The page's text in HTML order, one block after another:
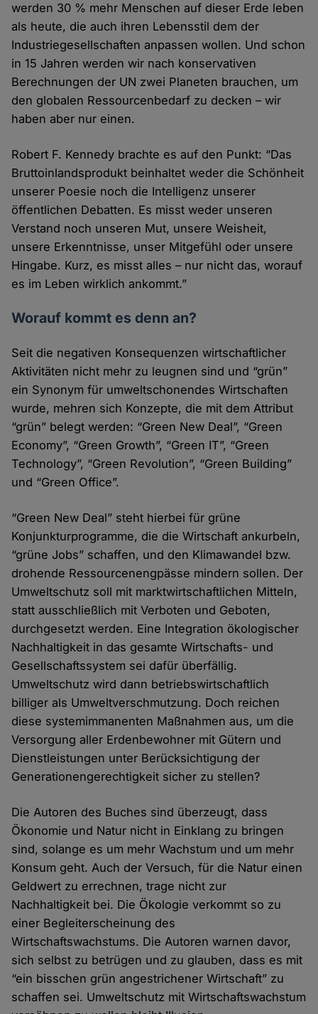
werden 30 % mehr Menschen auf dieser Erde leben
als heute, die auch ihren Lebensstil dem der
Industriegesellschaften anpassen wollen. Und schon
in 15 Jahren werden wir nach konservativen
Berechnungen der UN zwei Planeten brauchen, um
den globalen Ressourcenbedarf zu decken – wir
haben aber nur einen.
Robert F. Kennedy brachte es auf den Punkt: “Das
Bruttoinlandsprodukt beinhaltet weder die Schönheit
unserer Poesie noch die Intelligenz unserer
öffentlichen Debatten. Es misst weder unseren
Verstand noch unseren Mut, unsere Weisheit,
unsere Erkenntnisse, unser Mitgefühl oder unsere
Hingabe. Kurz, es misst alles – nur nicht das, worauf
es im Leben wirklich ankommt.”
Worauf kommt es denn an?
Seit die negativen Konsequenzen wirtschaftlicher
Aktivitäten nicht mehr zu leugnen sind und “grün”
ein Synonym für umweltschonendes Wirtschaften
wurde, mehren sich Konzepte, die mit dem Attribut
“grün” belegt werden: “Green New Deal”, “Green
Economy”, “Green Growth”, “Green IT”, “Green
Technology”, “Green Revolution”, “Green Building”
und “Green Office”.
“Green New Deal” steht hierbei für grüne
Konjunkturprogramme, die die Wirtschaft ankurbeln,
“grüne Jobs” schaffen, und den Klimawandel bzw.
drohende Ressourcenengpässe mindern sollen. Der
Umweltschutz soll mit marktwirtschaftlichen Mitteln,
statt ausschließlich mit Verboten und Geboten,
durchgesetzt werden. Eine Integration ökologischer
Nachhaltigkeit in das gesamte Wirtschafts- und
Gesellschaftssystem sei dafür überfällig.
Umweltschutz wird dann betriebswirtschaftlich
billiger als Umweltverschmutzung. Doch reichen
diese systemimmanenten Maßnahmen aus, um die
Versorgung aller Erdenbewohner mit Gütern und
Dienstleistungen unter Berücksichtigung der
Generationengerechtigkeit sicher zu stellen?
Die Autoren des Buches sind überzeugt, dass
Ökonomie und Natur nicht in Einklang zu bringen
sind, solange es um mehr Wachstum und um mehr
Konsum geht. Auch der Versuch, für die Natur einen
Geldwert zu errechnen, trage nicht zur
Nachhaltigkeit bei. Die Ökologie verkommt so zu
einer Begleiterscheinung des
Wirtschaftswachstums. Die Autoren warnen davor,
sich selbst zu betrügen und zu glauben, dass es mit
“ein bisschen grün angestrichener Wirtschaft” zu
schaffen sei. Umweltschutz mit Wirtschaftswachstum